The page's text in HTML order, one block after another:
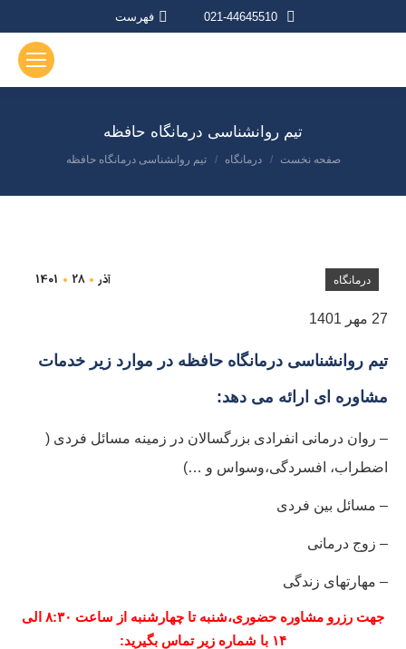
021-44645510 فهرست
تیم روانشناسی درمانگاه حافظه
مکان شما:
صفحه نخست درمانگاه تیم روانشناسی درمانگاه حافظه
آذر 28
1401 درمانگاه
27 مهر 1401
تیم روانشناسی درمانگاه حافظه در موارد زیر خدمات
مشاوره ای ارائه می دهد:
– روان درمانی انفرادی بزرگسالان در زمینه مسائل فردی (
اضطراب، افسردگی،وسواس و …)
– مسائل بین فردی
– زوج درمانی
– مهارتهای زندگی
جهت رزرو مشاوره حضوری،شنبه تا چهارشنبه از ساعت ۸:۳۰ الی
۱۴ با شماره زیر تماس بگیرید: